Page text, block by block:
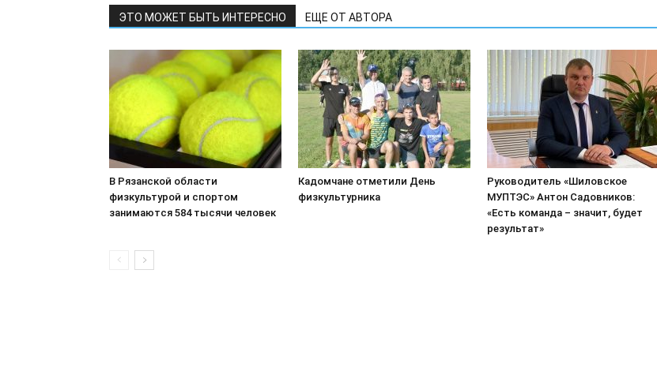
ЭТО МОЖЕТ БЫТЬ ИНТЕРЕСНО ЕЩЕ ОТ АВТОРА
В Рязанской области
физкультурой и спортом
занимаются 584 тысячи человек
Кадомчане отметили День
физкультурника
Руководитель «Шиловское
МУПТЭС» Антон Садовников:
«Есть команда – значит, будет
результат»